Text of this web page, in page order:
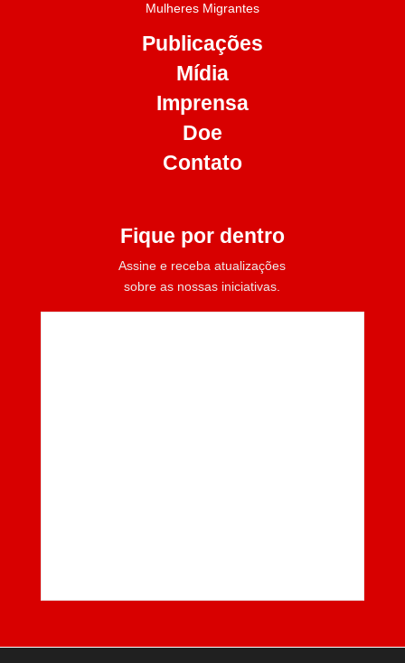
Mulheres Migrantes
Publicações
Mídia
Imprensa
Doe
Contato
Fique por dentro
Assine e receba atualizações
sobre as nossas iniciativas.